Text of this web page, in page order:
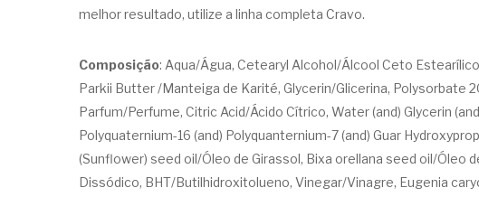
melhor resultado, utilize a linha completa Cravo.
Composição: Aqua/Água, Cetearyl Alcohol/Álcool Ceto
Parkii Butter /Manteiga de Karité, Glycerin/Glicerina, Polysorbate
Parfum/Perfume, Citric Acid/Ácido Cítrico, Water (and) Glycerin
Polyquaternium-16 (and) Polyquanternium-7 (and) Guar
(Sunflower) seed oil/Óleo de Girassol, Bixa orellana seed oil/Óleo
Dissódico, BHT/Butilhidroxitolueno, Vinegar/Vinagre, Eugenia